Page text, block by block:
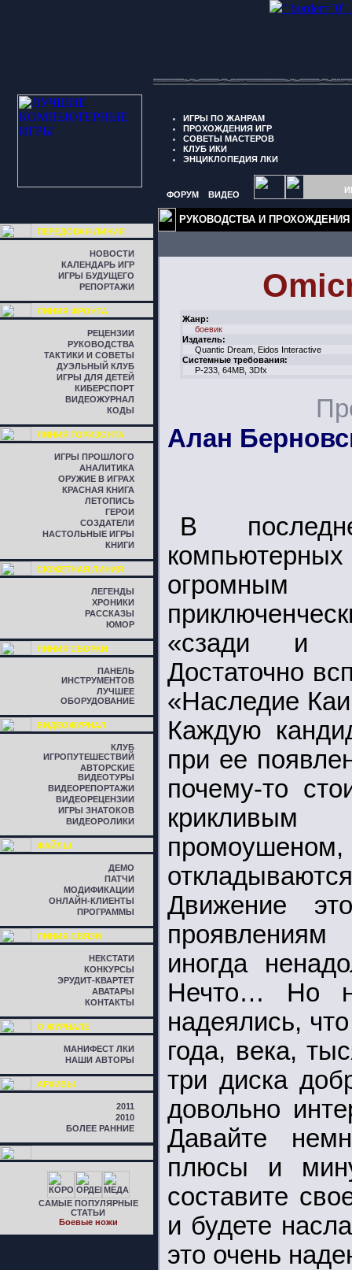
" border="0"
ИГРЫ ПО ЖАНРАМ
ПРОХОЖДЕНИЯ ИГР
СОВЕТЫ МАСТЕРОВ
КЛУБ ИКИ
ЭНЦИКЛОПЕДИЯ ЛКИ
ФОРУМ ВИДЕО
ПЕРЕДОВАЯ ЛИНИЯ
НОВОСТИ
КАЛЕНДАРЬ ИГР
ИГРЫ БУДУЩЕГО
РЕПОРТАЖИ
ЛИНИЯ ФРОНТА
РЕЦЕНЗИИ
РУКОВОДСТВА
ТАКТИКИ И СОВЕТЫ
ДУЭЛЬНЫЙ КЛУБ
ИГРЫ ДЛЯ ДЕТЕЙ
КИБЕРСПОРТ
ВИДЕОЖУРНАЛ
КОДЫ
ЛИНИЯ ГОРИЗОНТА
ИГРЫ ПРОШЛОГО
АНАЛИТИКА
ОРУЖИЕ В ИГРАХ
КРАСНАЯ КНИГА
ЛЕТОПИСЬ
ГЕРОИ
СОЗДАТЕЛИ
НАСТОЛЬНЫЕ ИГРЫ
КНИГИ
СЮЖЕТНАЯ ЛИНИЯ
ЛЕГЕНДЫ
ХРОНИКИ
РАССКАЗЫ
ЮМОР
ЛИНИЯ СБОРКИ
ПАНЕЛЬ
ИНСТРУМЕНТОВ
ЛУЧШЕЕ
ОБОРУДОВАНИЕ
ВИДЕОЖУРНАЛ
КЛУБ
ИГРОПУТЕШЕСТВИЙ
АВТОРСКИЕ
ВИДЕОТУРЫ
ВИДЕОРЕПОРТАЖИ
ВИДЕОРЕЦЕНЗИИ
ИГРЫ ЗНАТОКОВ
ВИДЕОРОЛИКИ
ФАЙЛЫ
ДЕМО
ПАТЧИ
МОДИФИКАЦИИ
ОНЛАЙН-КЛИЕНТЫ
ПРОГРАММЫ
ЛИНИЯ СВЯЗИ
НЕКСТАТИ
КОНКУРСЫ
ЭРУДИТ-КВАРТЕТ
АВАТАРЫ
КОНТАКТЫ
О ЖУРНАЛЕ
МАНИФЕСТ ЛКИ
НАШИ АВТОРЫ
АРХИВЫ
2011
2010
БОЛЕЕ РАННИЕ
САМЫЕ ПОПУЛЯРНЫЕ
СТАТЬИ
Боевые ножи
РУКОВОДСТВА И ПРОХОЖДЕНИЯ
Жанр:
боевик
Издатель:
Quantic Dream, Eidos Interactive
Системные требования:
P-233, 64MB, 3Dfx
Алан
В
«сзади и
Достаточно
«Наследие
Каждую
при ее
почему-то
Движение
иногда
Нечто… Но
надеялись,
года, века,
три диска
довольно
Давайте
плюсы и
составите
и будете
это очень